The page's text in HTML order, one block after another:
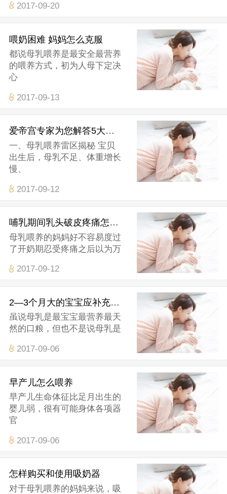
2017-09-20
喂奶困难 妈妈怎么克服
都说母乳喂养是最安全最营养
的喂养方式，初为人母下定决
心
2017-09-13
爱帝宫专家为您解答5大母乳喂养疑惑
一、母乳喂养雷区揭秘 宝贝
出生后，母乳不足、体重增长
慢、
2017-09-12
哺乳期间乳头破皮疼痛怎么办？
母乳喂养的妈妈好不容易度过
了开奶期忍受疼痛之后以为万
2017-09-12
2—3个月大的宝宝应补充的营养和水
虽说母乳是最宝宝最营养最天
然的口粮，但也不是说母乳是
2017-09-06
早产儿怎么喂养
早产儿生命体征比足月出生的
婴儿弱，很有可能身体各项器
官
2017-09-06
怎样购买和使用吸奶器
对于母乳喂养的妈妈来说，吸